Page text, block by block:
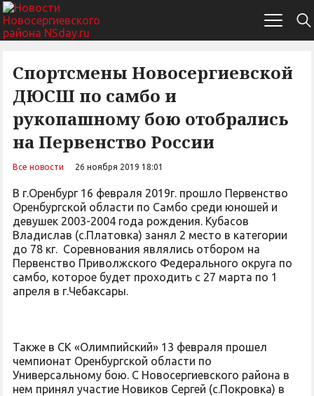
Спортсмены Новосергиевской
ДЮСШ по самбо и
рукопашному бою отобрались
на Первенство России
Все новости 26 ноября 2019 18:01
В г.Оренбург 16 февраля 2019г. прошло Первенство
Оренбургской области по Самбо среди юношей и
девушек 2003-2004 года рождения. Кубасов
Владислав (с.Платовка) занял 2 место в категории
до 78 кг. Соревнования являлись отбором на
Первенство Приволжского Федерального округа по
самбо, которое будет проходить с 27 марта по 1
апреля в г.Чебаксары.
Также в СК «Олимпийский» 13 февраля прошел
чемпионат Оренбургской области по
Универсальному бою. С Новосергиевского района в
нем принял участие Новиков Сергей (с.Покровка) в